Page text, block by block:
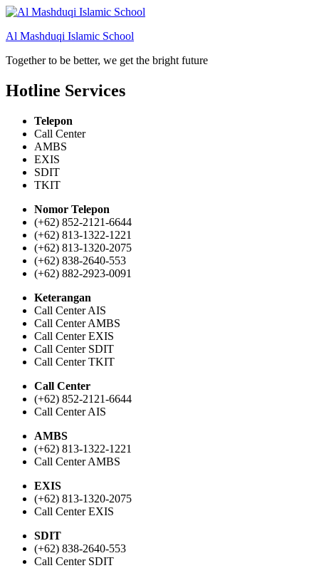
Skip
content
Al Mashduqi Islamic School
Together to be better, we get the bright future
Hotline Services
Telepon
Call Center
AMBS
EXIS
SDIT
TKIT
Nomor Telepon
(+62) 852-2121-6644
(+62) 813-1322-1221
(+62) 813-1320-2075
(+62) 838-2640-553
(+62) 882-2923-0091
Keterangan
Call Center AIS
Call Center AMBS
Call Center EXIS
Call Center SDIT
Call Center TKIT
Call Center
(+62) 852-2121-6644
Call Center AIS
AMBS
(+62) 813-1322-1221
Call Center AMBS
EXIS
(+62) 813-1320-2075
Call Center EXIS
SDIT
(+62) 838-2640-553
Call Center SDIT